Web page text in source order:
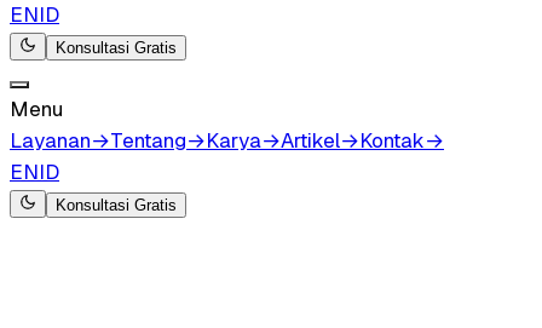
ENID
Konsultasi Gratis
Menu
Layanan→Tentang→Karya→Artikel→Kontak→
ENID
Konsultasi Gratis